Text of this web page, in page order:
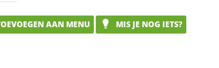
AAN MENU
MIS JE NOG IETS?